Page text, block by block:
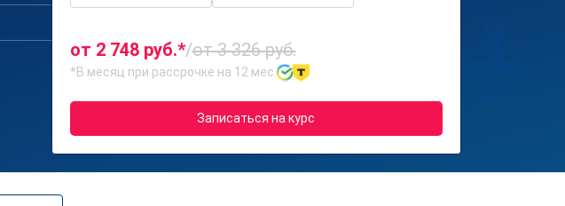
от 2 748 руб.*/от 3 326 руб.
*В месяц при рассрочке на 12 мес.
Записаться на курс